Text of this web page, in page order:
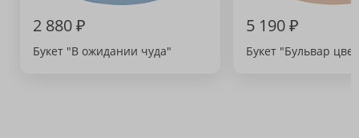
2 880 ₽
Букет "В ожидании чуда"
5 190 ₽
Букет "Бульвар